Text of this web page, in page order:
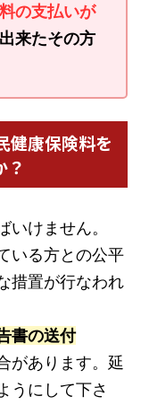
の支払いが
来たその方
健康保険料を
？
けません。
いる方との公平
措置が行なわれ
書の送付
があります。延
うにして下さ